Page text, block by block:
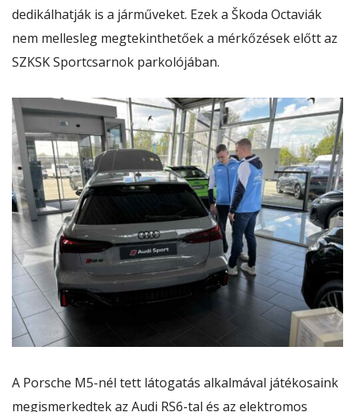
dedikálhatják is a járműveket. Ezek a Škoda Octaviák
nem mellesleg megtekinthetőek a mérkőzések előtt az
SZKSK Sportcsarnok parkolójában.
A Porsche M5-nél tett látogatás alkalmával játékosaink
megismerkedtek az Audi RS6-tal és az elektromos